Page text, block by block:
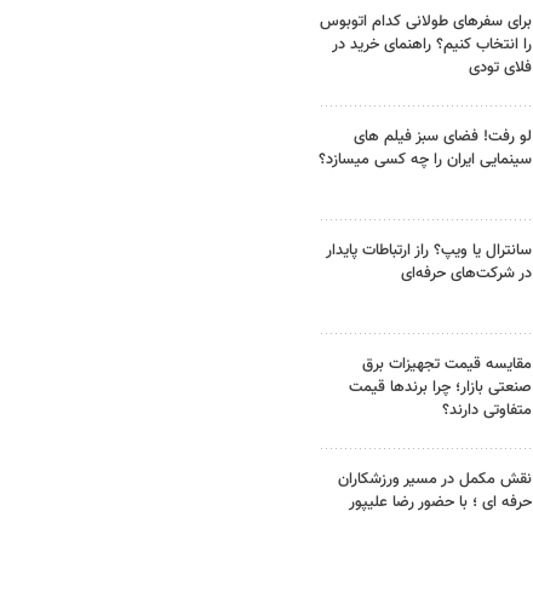
برای سفرهای طولانی کدام اتوبوس
را انتخاب کنیم؟ راهنمای خرید در
فلای تودی
لو رفت! فضای سبز فیلم های
سینمایی ایران را چه کسی میسازد؟
سانترال یا ویپ؟ راز ارتباطات پایدار
در شرکت‌های حرفه‌ای
مقایسه قیمت تجهیزات برق
صنعتی بازار؛ چرا برندها قیمت
متفاوتی دارند؟
نقش مکمل در مسیر ورزشکاران
حرفه ای ؛ با حضور رضا علیپور